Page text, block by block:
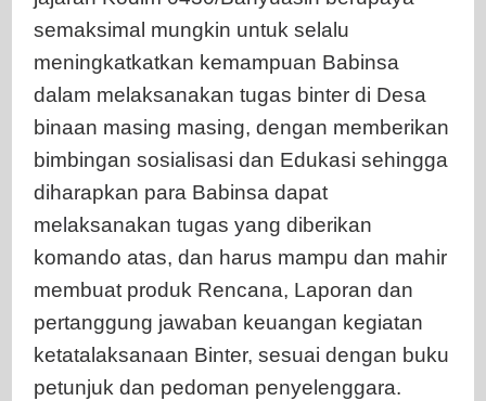
semaksimal mungkin untuk selalu
meningkatkatkan kemampuan Babinsa
dalam melaksanakan tugas binter di Desa
binaan masing masing, dengan memberikan
bimbingan sosialisasi dan Edukasi sehingga
diharapkan para Babinsa dapat
melaksanakan tugas yang diberikan
komando atas, dan harus mampu dan mahir
membuat produk Rencana, Laporan dan
pertanggung jawaban keuangan kegiatan
ketatalaksanaan Binter, sesuai dengan buku
petunjuk dan pedoman penyelenggara.